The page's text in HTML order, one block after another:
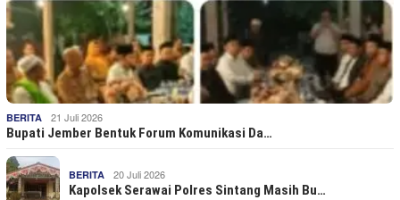
BERITA 21 Juli 2026
Bupati Jember Bentuk Forum Komunikasi Da…
BERITA 20 Juli 2026
Kapolsek Serawai Polres Sintang Masih Bu…